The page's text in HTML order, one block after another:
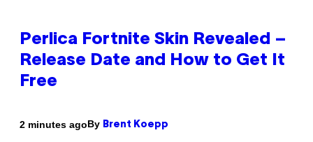
Perlica Fortnite Skin Revealed –
Release Date and How to Get It
Free
2 minutes agoBy Brent Koepp